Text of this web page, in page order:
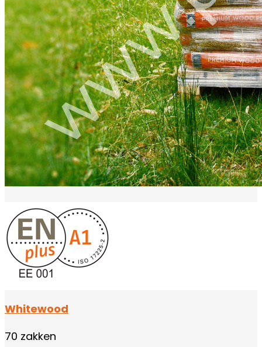
Whitewood
70 zakken